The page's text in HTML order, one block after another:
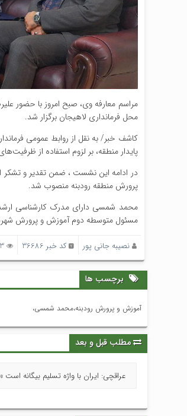
مراسم معارفه وی، صبح امروز با حضور
محل فرمانداری لاهیجان برگزار شد.
کاشف خبر/ به نقل از روابط عمومی
پایدار منطقه، بر لزوم استفاده از
در ادامه این نشست ، ضمن تقدیر و
پرورش منطقه رودبنه منصوب شد.
مسئول متوسطه دوم آموزش و پرورش
نصیبه جانی پور کد خبر 36686 713 بازدید
برچسب ها
آموزش و پرورش رودبنه،محمد شمسی،
مطلب قبل و بعد
عراقچی: ایران با واژه‌ تسلیم بیگانه است »